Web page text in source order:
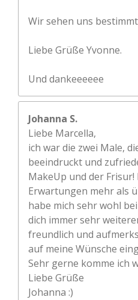
Wir sehen uns
Liebe Grüße Yvonne.
Und dankeeeeee
Johanna S.
Liebe Marcella,
ich war die zwei Male,
beeindruckt und
MakeUp und der Frisur!
Erwartungen mehr als
habe mich sehr wohl
dich immer sehr
freundlich und
auf meine Wünsche
Sehr gerne komme ich
Liebe Grüße
Johanna :)